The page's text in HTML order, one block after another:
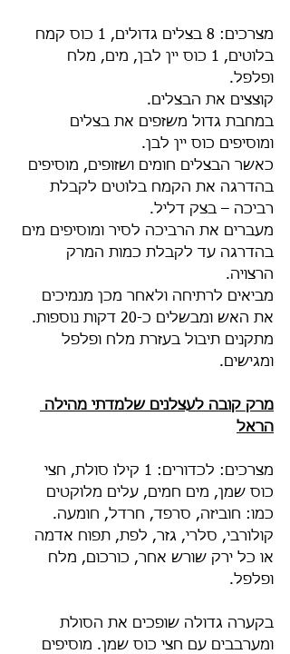
מצרכים: 8 בצלים גדולים, 1 כוס קמח
בלוטים, 1 כוס יין לבן, מים, מלח
ופלפל.
קוצצים את הבצלים.
במחבת גדול משזפים את בצלים
ומוסיפים כוס יין לבן.
כאשר הבצלים חומים ושזופים, מוסיפים
בהדרגה את הקמח בלוטים לקבלת
רביכה – בצק דליל.
מעברים את הרביכה לסיר ומוסיפים מים
בהדרגה עד לקבלת כמות המרק
הרצויה.
מביאים לרתיחה ולאחר מכן מנמיכים
את האש ומבשלים כ-20 דקות נוספות.
מתקנים תיבול בעזרת מלח ופלפל
ומגישים.
מרק קובה לעצלנים שלמדתי מהילה
הראל
מצרכים: לכדורים: 1 קילו סולת, חצי
כוס שמן, מים חמים, עלים מלוקטים
כמו: חוביזה, סרפד, חרדל, חומעה.
קולורבי, סלרי, גזר, לפת, תפוח אדמה
או כל ירק שורש אחר, כורכום, מלח
ופלפל.
בקערה גדולה שופכים את הסולת
ומערבבים עם חצי כוס שמן. מוסיפים